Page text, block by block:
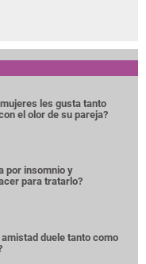
les gusta tanto
el olor de su pareja?
por insomnio y
para tratarlo?
duele tanto como